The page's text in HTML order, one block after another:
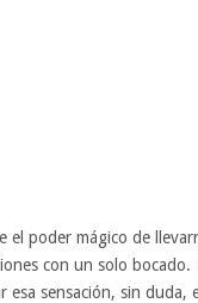
el poder mágico de
con un solo bocado.
esa sensación, sin duda,